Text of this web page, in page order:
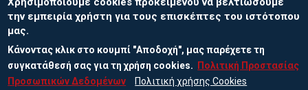
ΕΓΓΡΑΦΗ ΣΤΟ ΕΝΗΜΕΡΩΤΙΚΟ ΔΕΛΤΙΟ
Μείνετε ενημερωμένοι για τις νέες εκδόσεις μας και τις εκδηλώσεις
μας - εγγραφείτε στο ενημερωτικό μας δελτίο.
την εμπειρία χρήστη για τους επισκέπτες του ιστότοπου
μας.
Κάνοντας κλικ στο κουμπί "Αποδοχή", μας παρέχετε τη
συγκατάθεσή σας για τη χρήση cookies.
Πολιτική Προστασίας
Προσωπικών Δεδομένων
Πολιτική χρήσης Cookies